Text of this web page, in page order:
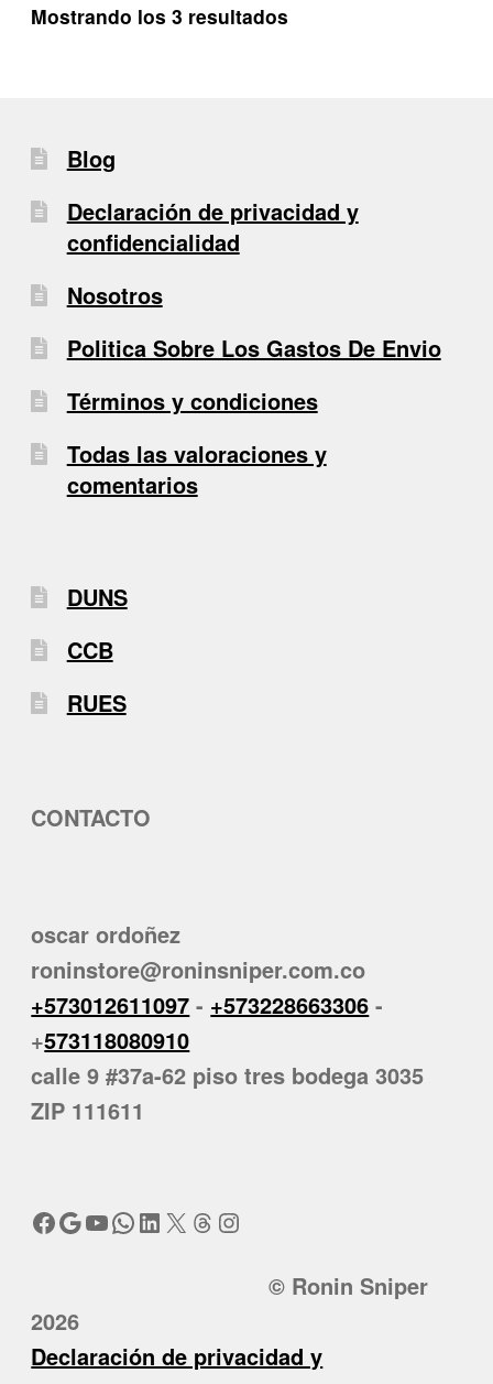
Mostrando los 3 resultados
Blog
Declaración de privacidad y
confidencialidad
Nosotros
Politica Sobre Los Gastos De Envio
Términos y condiciones
Todas las valoraciones y
comentarios
DUNS
CCB
RUES
CONTACTO
oscar ordoñez
roninstore@roninsniper.com.co
+573012611097 - +573228663306 -
+573118080910
calle 9 #37a-62 piso tres bodega 3035
ZIP 111611
Facebook
Google
YouTube
WhatsApp
LinkedIn
X Threads
Instagram
© Ronin Sniper
2026
Declaración de privacidad y